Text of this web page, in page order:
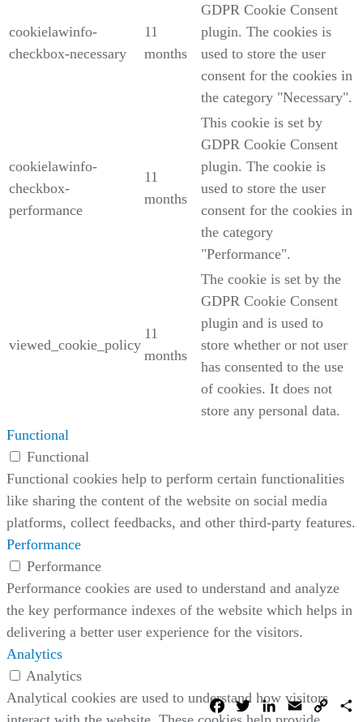
Facebook
TwitterLinkedIn
Email Copy
Link
cookielawinfo-
checkbox-necessary
11
months
GDPR Cookie Consent
plugin. The cookies is
used to store the user
consent for the cookies in
the category "Necessary".
cookielawinfo-
checkbox-
performance
11
months
This cookie is set by
GDPR Cookie Consent
plugin. The cookie is
used to store the user
consent for the cookies in
the category
"Performance".
viewed_cookie_policy
11
months
The cookie is set by the
GDPR Cookie Consent
plugin and is used to
store whether or not user
has consented to the use
of cookies. It does not
store any personal data.
Functional
Functional
Functional cookies help to perform certain functionalities
like sharing the content of the website on social media
platforms, collect feedbacks, and other third-party features.
Performance
Performance
Performance cookies are used to understand and analyze
the key performance indexes of the website which helps in
delivering a better user experience for the visitors.
Analytics
Analytics
Analytical cookies are used to understand how visitors